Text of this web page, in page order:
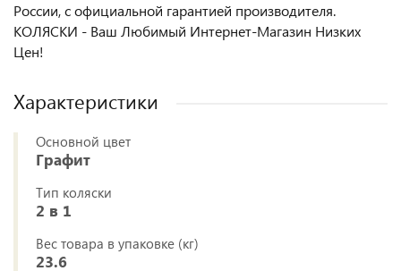
России, с официальной гарантией производителя.
КОЛЯСКИ - Ваш Любимый Интернет-Магазин Низких
Цен!
Характеристики
Основной цвет
Графит
Тип коляски
2 в 1
Вес товара в упаковке (кг)
23.6